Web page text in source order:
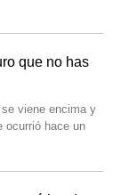
que no has
viene encima y
ocurrió hace un